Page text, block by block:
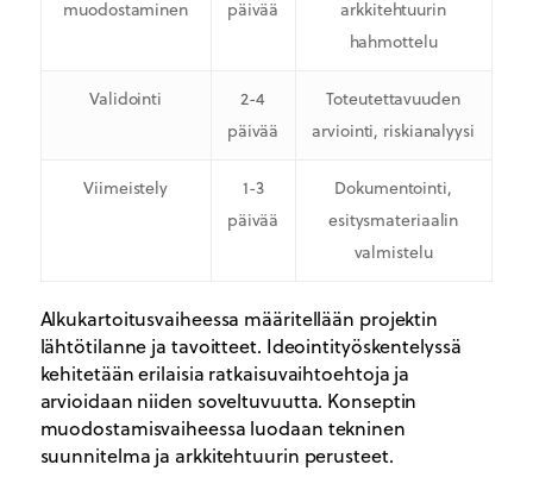
muodostaminen
päivää
arkkitehtuurin
hahmottelu
Validointi
2-4
päivää
Toteutettavuuden
arviointi, riskianalyysi
Viimeistely
1-3
päivää
Dokumentointi,
esitysmateriaalin
valmistelu
Alkukartoitusvaiheessa määritellään projektin
lähtötilanne ja tavoitteet. Ideointityöskentelyssä
kehitetään erilaisia ratkaisuvaihtoehtoja ja
arvioidaan niiden soveltuvuutta. Konseptin
muodostamisvaiheessa luodaan tekninen
suunnitelma ja arkkitehtuurin perusteet.